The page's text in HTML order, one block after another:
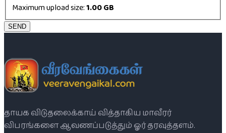
Maximum upload size:1.00 GB
SEND
தாயக விடுதலைக்காய் வித்தாகிய மாவீரர்
விபரங்களை ஆவணப்படுத்தும் ஓர் தரவுத்தளம்.